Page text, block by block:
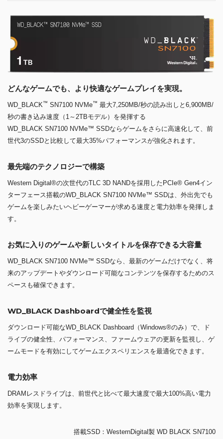
どんなゲームでも、より快適なゲームプレイを実現。
WD_BLACK™ SN7100 NVMe™ 最大7,250MB/秒の読み出しと6,900MB/
秒の書き込み速度（1～2TBモデル）を発揮する
WD_BLACK SN7100 NVMe™ SSDならゲームをさらに高速化して、前
世代3のSSDと比較して最大35%パフォーマンスが強化されます。
最先端のテクノロジーで構築
Western Digital®の次世代のTLC 3D NANDを採用したPCIe® Gen4イン
ターフェース搭載のWD_BLACK SN7100 NVMe™ SSDは、外出先でも
ゲームを楽しみたいヘビーゲーマーが求める速度と電力効率を発揮しま
す。
お気に入りのゲームや新しいタイトルを保存できる大容量
WD_BLACK SN7100 NVMe™ SSDなら、最新のゲームだけでなく、将
来のアップデートやダウンロード可能なコンテンツを保存するためのス
ペースも確保できます。
WD_BLACK Dashboardで健全性を監視
ダウンロード可能なWD_BLACK Dashboard（Windows®のみ）で、ド
ライブの健全性、パフォーマンス、ファームウェアの更新を監視し、ゲ
ームモードを有効にしてゲームエクスペリエンスを最適化できます。
電力効率
DRAMレスドライブは、前世代と比べて最大速度で最大100%高い電力
効率を実現します。
搭載SSD：WesternDigital製 WD BLACK SN7100